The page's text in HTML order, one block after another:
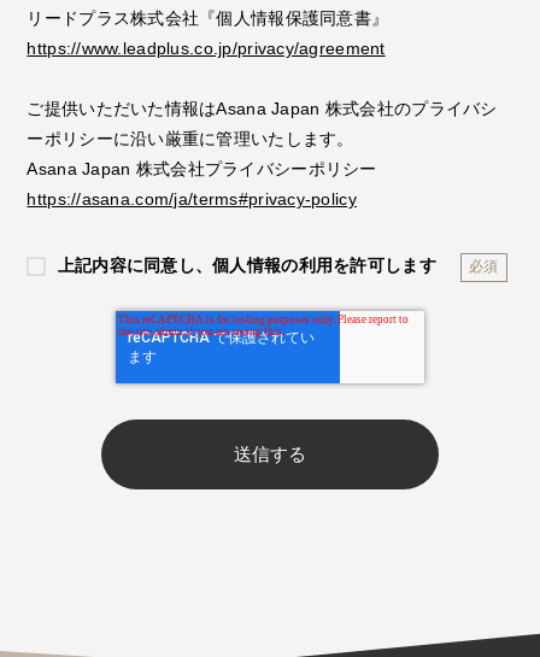
リードプラス株式会社『個人情報保護同意書』
https://www.leadplus.co.jp/privacy/agreement
ご提供いただいた情報はAsana Japan 株式会社のプライバシ
ーポリシーに沿い厳重に管理いたします。
Asana Japan 株式会社プライバシーポリシー
https://asana.com/ja/terms#privacy-policy
上記内容に同意し、個人情報の利用を許可します